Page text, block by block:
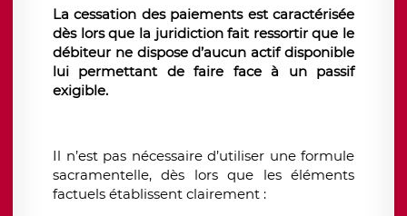
La cessation des paiements est caractérisée
dès lors que la juridiction fait ressortir que le
débiteur ne dispose d’aucun actif disponible
lui permettant de faire face à un passif
exigible.
Il n’est pas nécessaire d’utiliser une formule
sacramentelle, dès lors que les éléments
factuels établissent clairement :